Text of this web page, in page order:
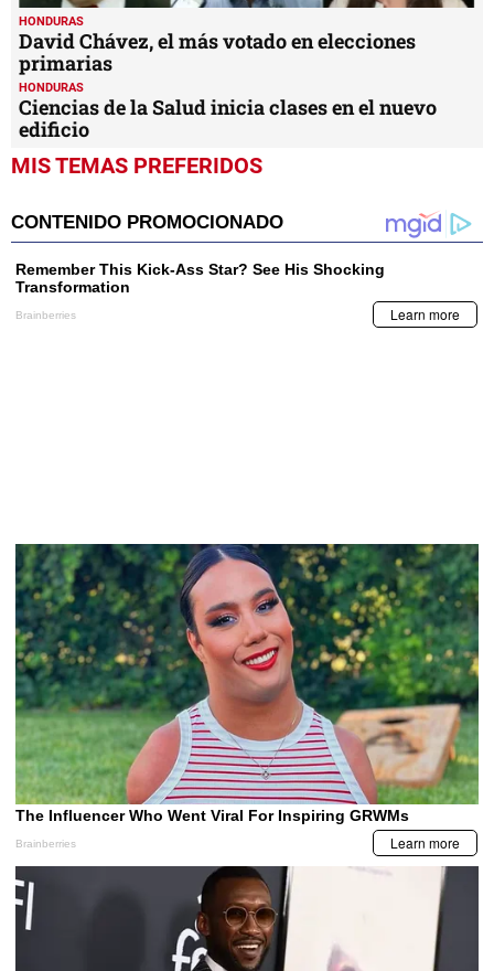
HONDURAS
David Chávez, el más votado en elecciones
primarias
HONDURAS
Ciencias de la Salud inicia clases en el nuevo
edificio
MIS TEMAS PREFERIDOS